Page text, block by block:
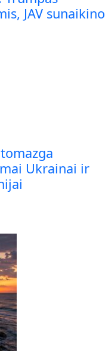
JAV sunaikino
Ukrainai ir